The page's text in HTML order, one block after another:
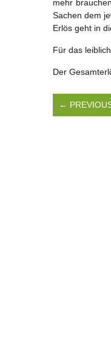
mehr
Sachen dem
Erlös geht in
Für das
Der
←